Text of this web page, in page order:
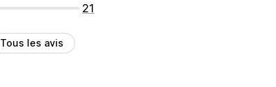
21
Tous les avis